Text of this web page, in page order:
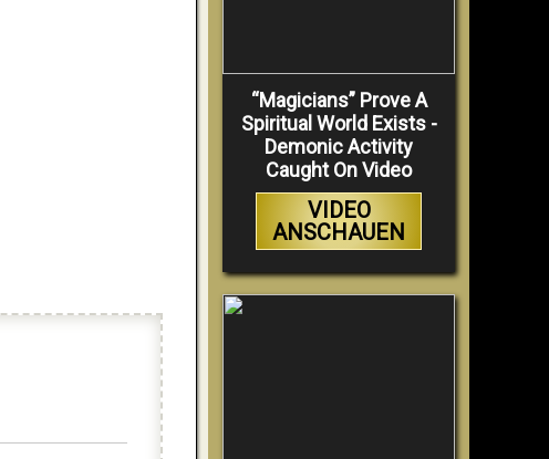
“Magicians” Prove A
Spiritual World Exists -
Demonic Activity
Caught On Video
VIDEO
ANSCHAUEN